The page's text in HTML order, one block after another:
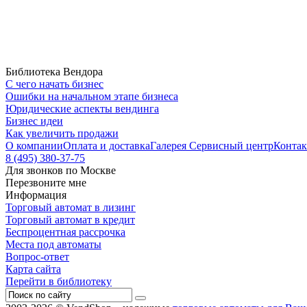
Библиотека Вендора
С чего начать бизнес
Ошибки на начальном этапе бизнеса
Юридические аспекты вендинга
Бизнес идеи
Как увеличить продажи
О компанииОплата и доставкаГалерея Сервисный центр
8 (495) 380-37-75
Для звонков по Москве
Перезвоните мне
Информация
Торговый автомат в лизинг
Торговый автомат в кредит
Беспроцентная рассрочка
Места под автоматы
Вопрос-ответ
Карта сайта
Перейти в библиотеку